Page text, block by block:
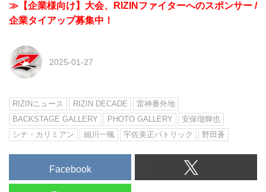
≫【企業様向け】大会、RIZINファイターへのスポンサー /
企業タイアップ募集中！
2025-01-27
RIZINニュース RIZIN DECADE
雷神番外地
BACKSTAGE GALLERY
PHOTO GALLERY
安保瑠輝也
シナ・カリミアン
細川一颯 宇佐美正パトリック 野田蒼
Facebook